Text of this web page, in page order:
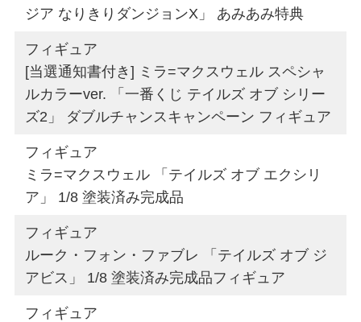
ジア なりきりダンジョンX」 あみあみ特典
フィギュア
[当選通知書付き] ミラ=マクスウェル スペシャ
ルカラーver. 「一番くじ テイルズ オブ シリー
ズ2」 ダブルチャンスキャンペーン フィギュア
フィギュア
ミラ=マクスウェル 「テイルズ オブ エクシリ
ア」 1/8 塗装済み完成品
フィギュア
ルーク・フォン・ファブレ 「テイルズ オブ ジ
アビス」 1/8 塗装済み完成品フィギュア
フィギュア